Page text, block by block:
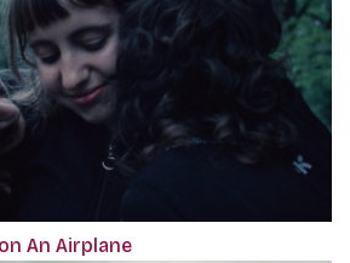
An Airplane